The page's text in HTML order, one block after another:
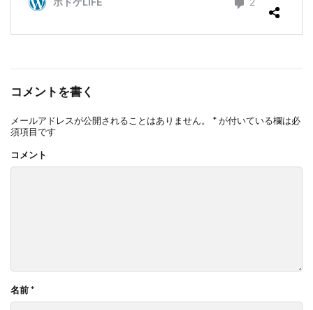
コメントを書く
メールアドレスが公開されることはありません。 *が付いている欄は必
須項目です
コメント
名前*